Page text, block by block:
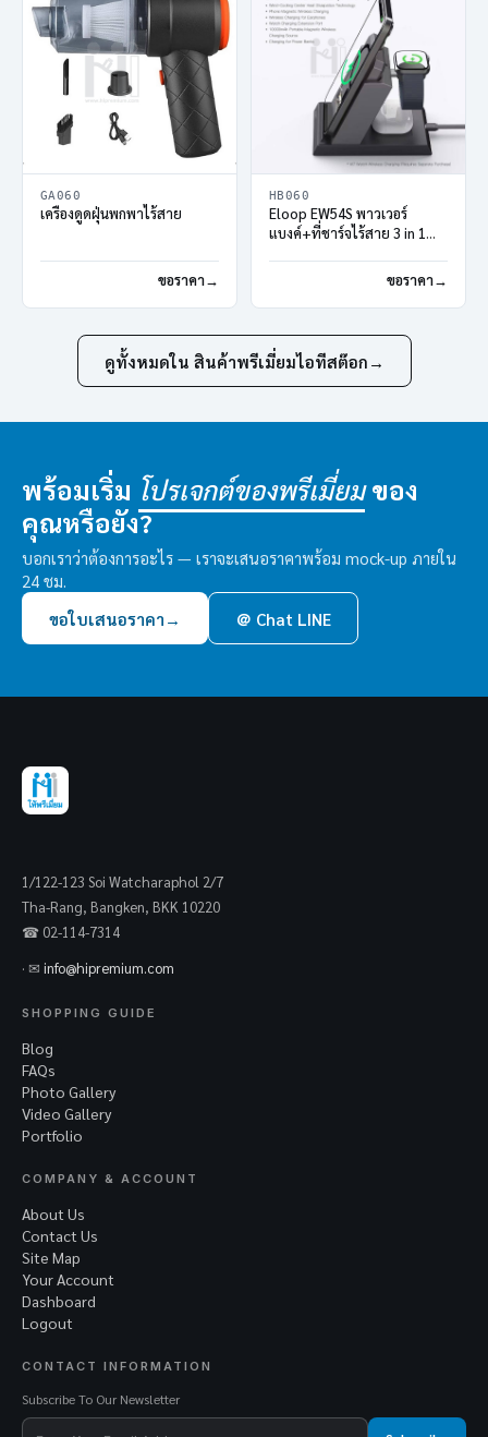
GA060
เครื่องดูดฝุ่นพกพาไร้สาย
ขอราคา
HB060
Eloop EW54S พาวเวอร์
แบงค์+ที่ชาร์จไร้สาย 3 in 1
ขอราคา
ดูทั้งหมดใน สินค้าพรีเมี่ยมไอทีสต๊อก →
พร้อมเริ่ม โปรเจกต์ของพรีเมี่ยมของ
คุณหรือยัง?
บอกเราว่าต้องการอะไร — เราจะเสนอราคาพร้อม mock-up ภายใน
24 ชม.
ขอใบเสนอราคา → ＠ Chat LINE
1/122-123 Soi Watcharaphol 2/7
Tha-Rang, Bangken, BKK 10220
☎ 02-114-7314
· ✉ info@hipremium.com
SHOPPING GUIDE
Blog
FAQs
Photo Gallery
Video Gallery
Portfolio
COMPANY & ACCOUNT
About Us
Contact Us
Site Map
Your Account
Dashboard
Logout
CONTACT INFORMATION
Subscribe To Our Newsletter